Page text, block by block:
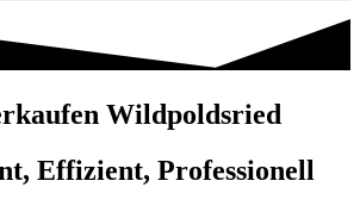
Wildpoldsried
Effizient, Professionell